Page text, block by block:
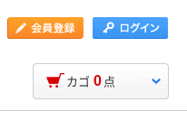
カゴ 0 点